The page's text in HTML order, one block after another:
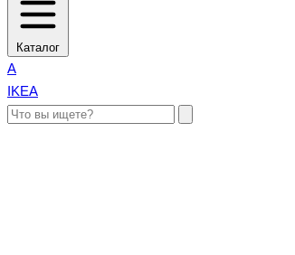
Каталог
A
IKEA